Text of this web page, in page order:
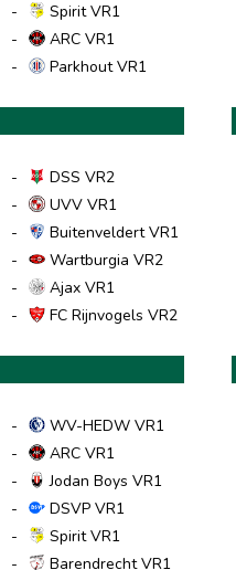
-
Spirit VR1
-
ARC VR1
- Parkhout VR1
-
DSS VR2
-
UVV VR1
-
Buitenveldert VR1
-
Wartburgia VR2
-
Ajax VR1
- FC Rijnvogels VR2
-
WV-HEDW VR1
-
ARC VR1
-
Jodan Boys VR1
-
DSVP VR1
-
Spirit VR1
- Barendrecht VR1